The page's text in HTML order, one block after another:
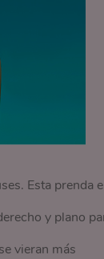
Esta prenda
y plano
vieran más